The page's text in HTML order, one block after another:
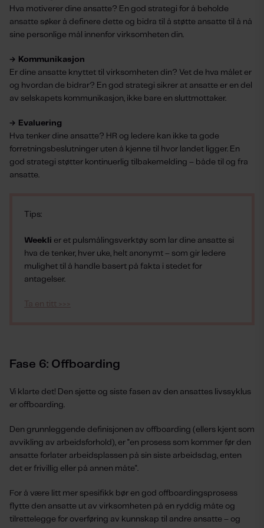
Hva motiverer dine ansatte? En god strategi for å beholde
ansatte søker å definere dette og bidra til å støtte ansatte til å nå
sine personlige mål innenfor virksomheten din.
→ Kommunikasjon
Er dine ansatte knyttet til virksomheten din? Vet de hva målet er
og hvordan de bidrar? En god strategi sikrer at ansatte er en del
av selskapets kommunikasjon, ikke bare en sluttmottaker.
→ Evaluering
Hva tenker dine ansatte? HR og ledere kan ikke ta gode
forretningsbeslutninger uten å kjenne til hvor landet ligger. En
god strategi støtter kontinuerlig tilbakemelding – både til og fra
ansatte.
Tips:
Weekli er et pulsmålingsverktøy som lar dine ansatte si
hva de tenker, hver uke, helt anonymt – som gir ledere
mulighet til å handle basert på fakta i stedet for
antagelser.
Ta en titt >>>
Fase 6: Offboarding
Vi klarte det! Den sjette og siste fasen av den ansattes livssyklus
er offboarding.
Den grunnleggende definisjonen av offboarding (ellers kjent som
avvikling av arbeidsforhold), er "en prosess som kommer før den
ansatte forlater arbeidsplassen på sin siste arbeidsdag, enten
det er frivillig eller på annen måte".
For å være litt mer spesifikk bør en god offboardingsprosess
flytte den ansatte ut av virksomheten på en ryddig måte og
tilrettelegge for overføring av kunnskap til andre ansatte – og